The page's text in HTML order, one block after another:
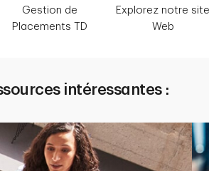
Gestion de
Placements TD
Explorez notre
Web
intéressantes :